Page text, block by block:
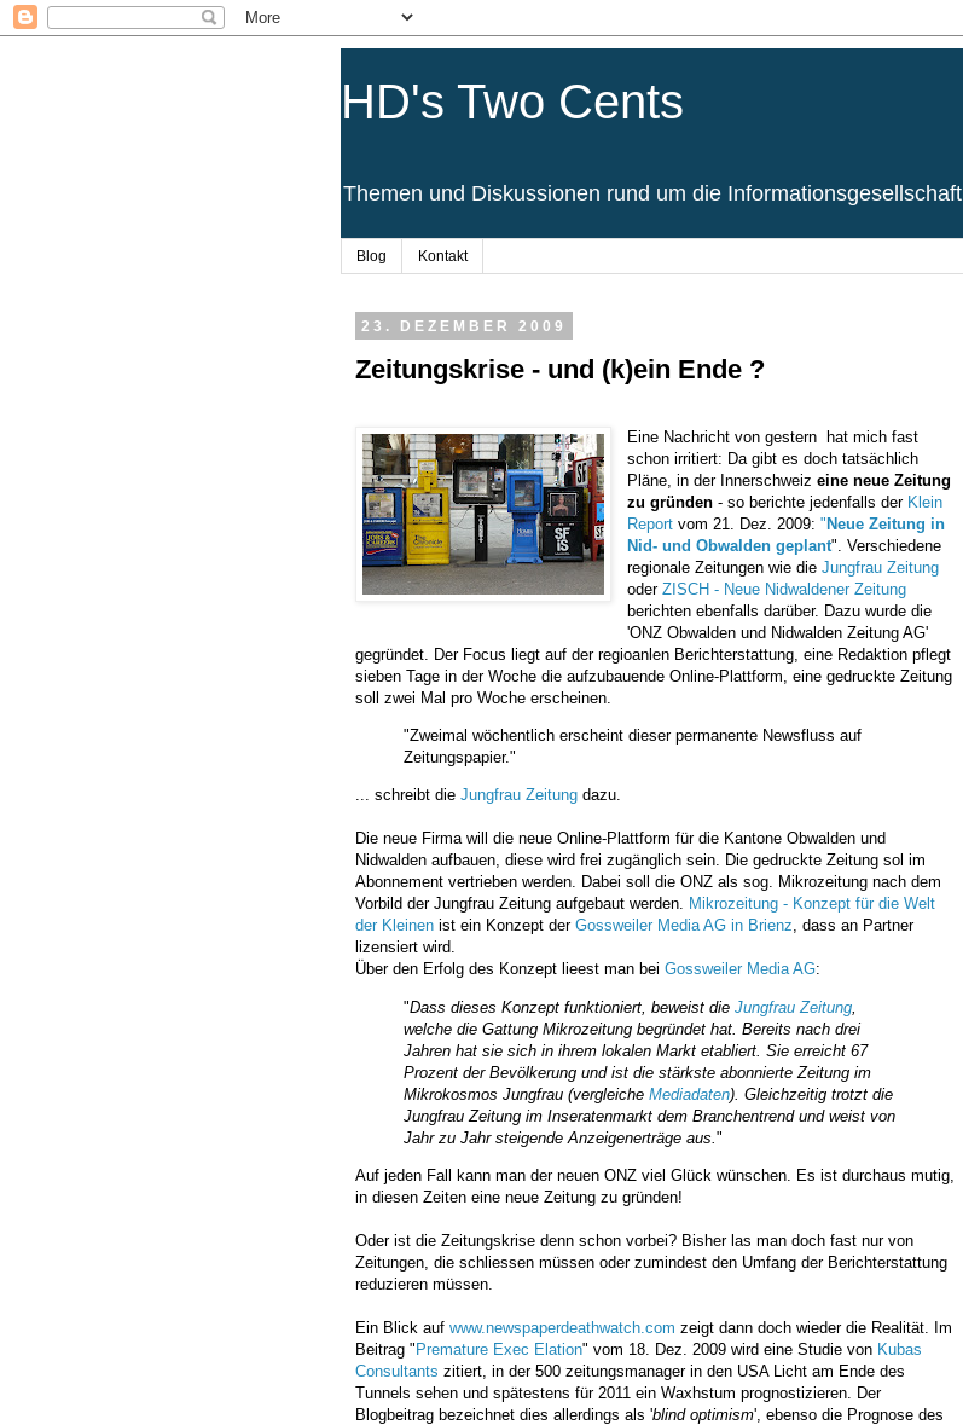
HD's Two Cents
Themen und Diskussionen rund um die Informationsgesellschaft
Blog Kontakt
23. DEZEMBER 2009
Zeitungskrise - und (k)ein Ende ?
Eine Nachricht von gestern hat mich fast
schon irritiert: Da gibt es doch tatsächlich
Pläne, in der Innerschweizeine neue Zeitung
zu gründen - so berichte jedenfalls der Klein
Report vom 21. Dez. 2009:" Neue Zeitung in
Nid- und Obwalden geplant". Verschiedene
regionale Zeitungen wie dieJungfrau Zeitung
oderZISCH - Neue Nidwaldener Zeitung
berichten ebenfalls darüber. Dazu wurde die
'ONZ Obwalden und Nidwalden Zeitung AG'
gegründet. Der Focus liegt auf der regioanlen Berichterstattung, eine Redaktion pflegt
sieben Tage in der Woche die aufzubauende Online-Plattform, eine gedruckte Zeitung
soll zwei Mal pro Woche erscheinen.
"Zweimal wöchentlich erscheint dieser permanente Newsfluss auf
Zeitungspapier."
... schreibt die Jungfrau Zeitung dazu.
Die neue Firma will die neue Online-Plattform für die Kantone Obwalden und
Nidwalden aufbauen, diese wird frei zugänglich sein. Die gedruckte Zeitung sol im
Abonnement vertrieben werden. Dabei soll die ONZ als sog. Mikrozeitung nach dem
Vorbild der Jungfrau Zeitung aufgebaut werden. Mikrozeitung - Konzept für die Welt
der Kleinen ist ein Konzept der Gossweiler Media AG in Brienz, dass an Partner
lizensiert wird.
Über den Erfolg des Konzept lieest man bei Gossweiler Media AG:
"Dass dieses Konzept funktioniert, beweist die Jungfrau Zeitung
welche die Gattung Mikrozeitung begründet hat. Bereits nach drei
Jahren hat sie sich in ihrem lokalen Markt etabliert. Sie erreicht 67
Prozent der Bevölkerung und ist die stärkste abonnierte Zeitung im
Mikrokosmos Jungfrau (vergleiche Mediadaten). Gleichzeitig trotzt die
Jungfrau Zeitung im Inseratenmarkt dem Branchentrend und weist von
Jahr zu Jahr steigende Anzeigenerträge aus. "
Auf jeden Fall kann man der neuen ONZ viel Glück wünschen. Es ist durchaus mutig,
in diesen Zeiten eine neue Zeitung zu gründen!
Oder ist die Zeitungskrise denn schon vorbei? Bisher las man doch fast nur von
Zeitungen, die schliessen müssen oder zumindest den Umfang der Berichterstattung
reduzieren müssen.
Ein Blick auf www.newspaperdeathwatch.com zeigt dann doch wieder die Realität. Im
Beitrag " Premature Exec Elation" vom 18. Dez. 2009 wird eine Studie von Kubas
Consultants zitiert, in der 500 zeitungsmanager in den USA Licht am Ende des
Tunnels sehen und spätestens für 2011 ein Waxhstum prognostizieren. Der
Blogbeitrag bezeichnet dies allerdings als 'blind optimism', ebenso die Prognose des